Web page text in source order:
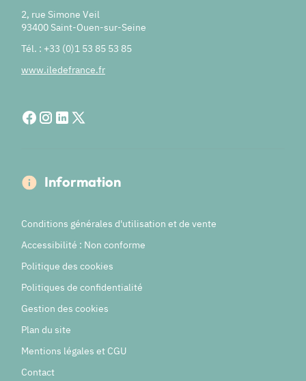
2, rue Simone Veil
93400 Saint-Ouen-sur-Seine
Tél. : +33 (0)1 53 85 53 85
www.iledefrance.fr
Information
Conditions générales d'utilisation et de vente
Accessibilité : Non conforme
Politique des cookies
Politiques de confidentialité
Gestion des cookies
Plan du site
Mentions légales et CGU
Contact